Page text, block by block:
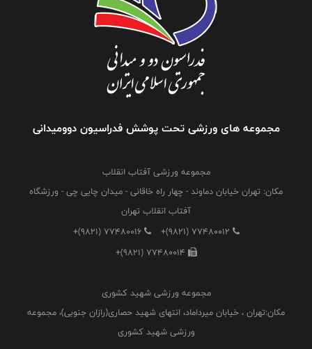
مجموعه های ورزشی تحت پوشش فدراسیون دوومیدانی
مجموعه ورزشی آفتاب انقلاب
مکان: تهران خیابان دماوند - چهار راه خاقانی - میدان چایی چی - ورزشگاه
آفتاب انقلاب تهران
+(9821) 77480012
+(9821) 77480016
+(9821) 77480014
مجموعه ورزشی شهید کشوری
مکان:تهران ، خیابان میرداماد، انتهای شهید حصاری(رازان جنوبی)، مجموعه
ورزشی شهید کشوری